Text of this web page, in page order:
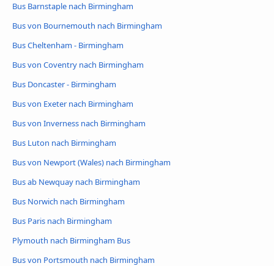
Bus Barnstaple nach Birmingham
Bus von Bournemouth nach Birmingham
Bus Cheltenham - Birmingham
Bus von Coventry nach Birmingham
Bus Doncaster - Birmingham
Bus von Exeter nach Birmingham
Bus von Inverness nach Birmingham
Bus Luton nach Birmingham
Bus von Newport (Wales) nach Birmingham
Bus ab Newquay nach Birmingham
Bus Norwich nach Birmingham
Bus Paris nach Birmingham
Plymouth nach Birmingham Bus
Bus von Portsmouth nach Birmingham